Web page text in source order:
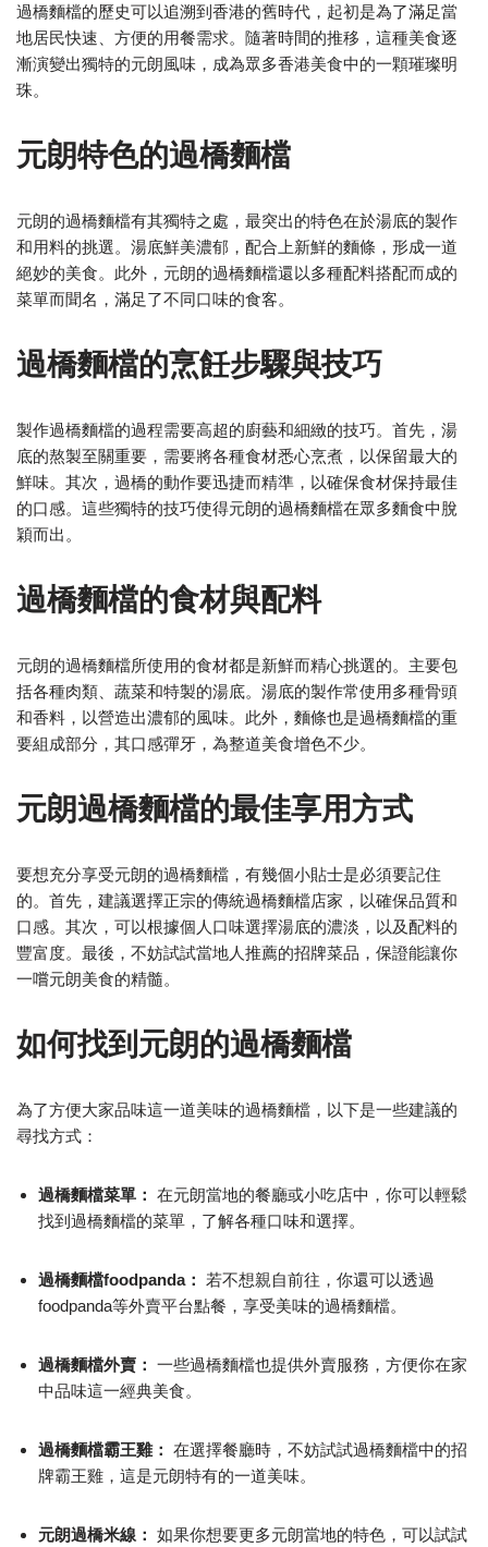
過橋麵檔的歷史可以追溯到香港的舊時代，起初是為了滿足當
地居民快速、方便的用餐需求。隨著時間的推移，這種美食逐
漸演變出獨特的元朗風味，成為眾多香港美食中的一顆璀璨明
珠。
元朗特色的過橋麵檔
元朗的過橋麵檔有其獨特之處，最突出的特色在於湯底的製作
和用料的挑選。湯底鮮美濃郁，配合上新鮮的麵條，形成一道
絕妙的美食。此外，元朗的過橋麵檔還以多種配料搭配而成的
菜單而聞名，滿足了不同口味的食客。
過橋麵檔的烹飪步驟與技巧
製作過橋麵檔的過程需要高超的廚藝和細緻的技巧。首先，湯
底的熬製至關重要，需要將各種食材悉心烹煮，以保留最大的
鮮味。其次，過橋的動作要迅捷而精準，以確保食材保持最佳
的口感。這些獨特的技巧使得元朗的過橋麵檔在眾多麵食中脫
穎而出。
過橋麵檔的食材與配料
元朗的過橋麵檔所使用的食材都是新鮮而精心挑選的。主要包
括各種肉類、蔬菜和特製的湯底。湯底的製作常使用多種骨頭
和香料，以營造出濃郁的風味。此外，麵條也是過橋麵檔的重
要組成部分，其口感彈牙，為整道美食增色不少。
元朗過橋麵檔的最佳享用方式
要想充分享受元朗的過橋麵檔，有幾個小貼士是必須要記住
的。首先，建議選擇正宗的傳統過橋麵檔店家，以確保品質和
口感。其次，可以根據個人口味選擇湯底的濃淡，以及配料的
豐富度。最後，不妨試試當地人推薦的招牌菜品，保證能讓你
一嚐元朗美食的精髓。
如何找到元朗的過橋麵檔
為了方便大家品味這一道美味的過橋麵檔，以下是一些建議的
尋找方式：
過橋麵檔菜單： 在元朗當地的餐廳或小吃店中，你可以輕鬆
找到過橋麵檔的菜單，了解各種口味和選擇。
過橋麵檔foodpanda：
若不想親自前往，你還可以透過
foodpanda等外賣平台點餐，享受美味的過橋麵檔。
過橋麵檔外賣： 一些過橋麵檔也提供外賣服務，方便你在家
中品味這一經典美食。
過橋麵檔霸王雞： 在選擇餐廳時，不妨試試過橋麵檔中的招
牌霸王雞，這是元朗特有的一道美味。
元朗過橋米線： 如果你想要更多元朗當地的特色，可以試試